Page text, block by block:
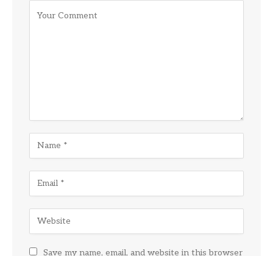
Save my name, email, and website in this browser